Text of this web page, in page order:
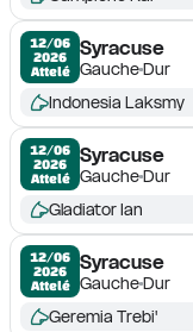
12/06
2026
Attelé
Syracuse
GaucheDur
Indonesia Laksmy
12/06
2026
Attelé
Syracuse
GaucheDur
Gladiator Ian
12/06
2026
Attelé
Syracuse
GaucheDur
Geremia Trebi'